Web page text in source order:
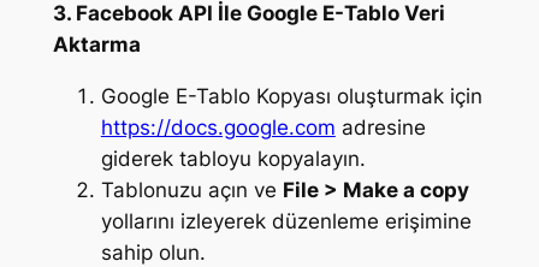
3. Facebook API İle Google E-Tablo Veri
Aktarma
Google E-Tablo Kopyası oluşturmak için
https://docs.google.com adresine
giderek tabloyu kopyalayın.
Tablonuzu açın ve File > Make a copy
yollarını izleyerek düzenleme erişimine
sahip olun.